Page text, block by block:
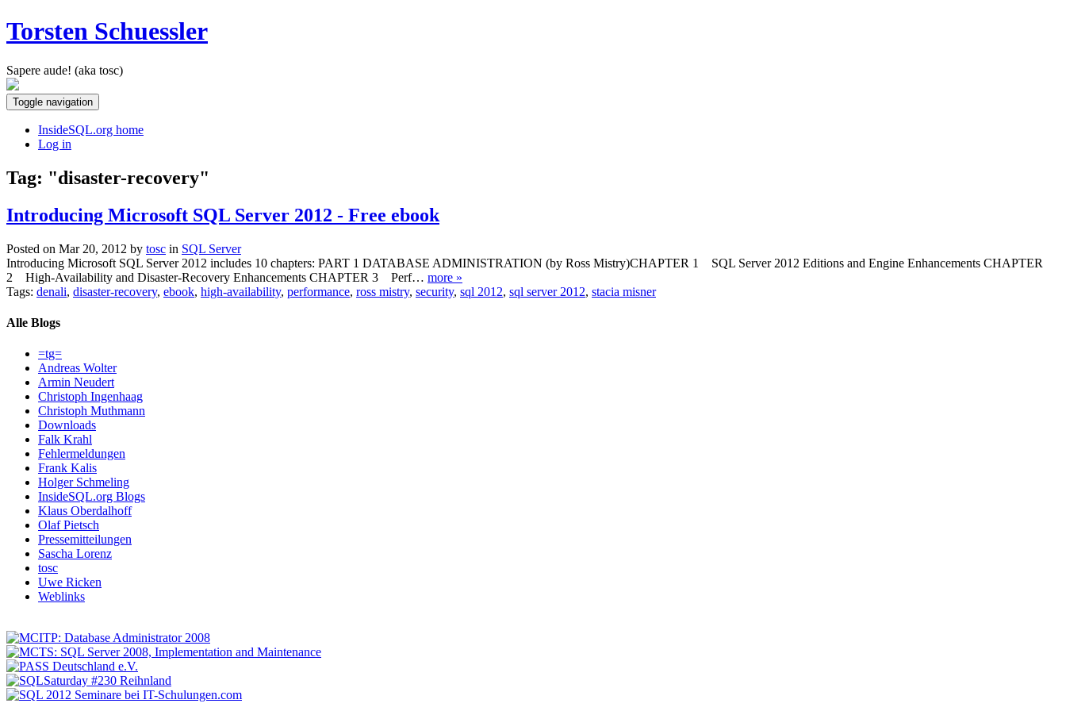
Torsten Schuessler
Sapere aude! (aka tosc)
Toggle navigation
InsideSQL.org home
Log in
Tag: "disaster-recovery"
Introducing Microsoft SQL Server 2012 - Free ebook
Posted on Mar 20, 2012 by tosc in SQL Server
Introducing Microsoft SQL Server 2012 includes 10 chapters: PART 1 DATABASE ADMINISTRATION (by Ross Mistry)CHAPTER 1 SQL Server 2012 Editions and Engine Enhancements CHAPTER
2 High-Availability and Disaster-Recovery Enhancements CHAPTER 3 Perf… more »
Tags: denali, disaster-recovery, ebook, high-availability, performance, ross mistry, security, sql 2012, sql server 2012, stacia misner
Alle Blogs
=tg=
Andreas Wolter
Armin Neudert
Christoph Ingenhaag
Christoph Muthmann
Downloads
Falk Krahl
Fehlermeldungen
Frank Kalis
Holger Schmeling
InsideSQL.org Blogs
Klaus Oberdalhoff
Olaf Pietsch
Pressemitteilungen
Sascha Lorenz
tosc
Uwe Ricken
Weblinks